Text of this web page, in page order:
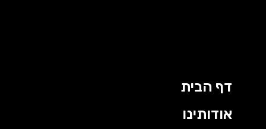
דף הבית
אודותינו